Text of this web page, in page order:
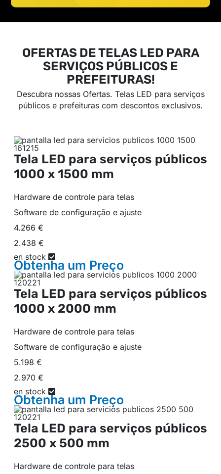
OFERTAS DE TELAS LED PARA
SERVIÇOS PÚBLICOS E
PREFEITURAS!
Descubra nossas Ofertas. Telas LED para serviços
públicos e prefeituras com descontos exclusivos.
Tela LED para serviços públicos
1000 x 1500 mm
Hardware de controle para telas
Software de configuração e ajuste
4.266 €
2.438 €
en stock
Obtenha um Preço
Tela LED para serviços públicos
1000 x 2000 mm
Hardware de controle para telas
Software de configuração e ajuste
5.198 €
2.970 €
en stock
Obtenha um Preço
Tela LED para serviços públicos
2500 x 500 mm
Hardware de controle para telas